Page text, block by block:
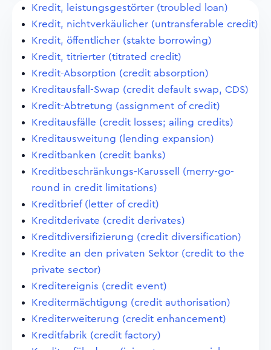
Kredit, leistungsgestörter (troubled loan)
Kredit, nichtverkäulicher (untransferable credit)
Kredit, öffentlicher (stakte borrowing)
Kredit, titrierter (titrated credit)
Kredit-Absorption (credit absorption)
Kreditausfall-Swap (credit default swap, CDS)
Kredit-Abtretung (assignment of credit)
Kreditausfälle (credit losses; ailing credits)
Kreditausweitung (lending expansion)
Kreditbanken (credit banks)
Kreditbeschränkungs-Karussell (merry-go-
round in credit limitations)
Kreditbrief (letter of credit)
Kreditderivate (credit derivates)
Kreditdiversifizierung (credit diversification)
Kredite an den privaten Sektor (credit to the
private sector)
Kreditereignis (credit event)
Kreditermächtigung (credit authorisation)
Krediterweiterung (credit enhancement)
Kreditfabrik (credit factory)